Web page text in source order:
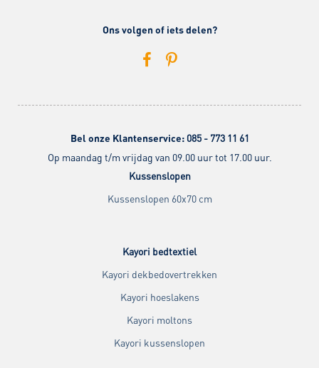
Ons volgen of iets delen?
Bel onze Klantenservice: 085 - 773 11 61
Op maandag t/m vrijdag van 09.00 uur tot 17.00 uur.
Kussenslopen
Kussenslopen 60x70 cm
Kayori bedtextiel
Kayori dekbedovertrekken
Kayori hoeslakens
Kayori moltons
Kayori kussenslopen